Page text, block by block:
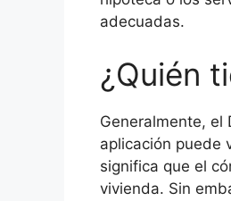
adecuadas.
¿Quién
Generalmente, el
aplicación puede
significa que el
vivienda. Sin